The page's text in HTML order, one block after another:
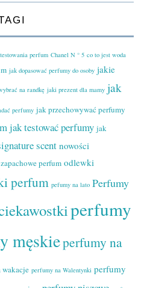
perfum Chanel N ° 5 co to jest woda
jak dopasować perfumy do osoby jakie
na randkę jaki prezent dla mamy jak
perfumy jak przechowywać perfumy
jak testować perfumy jak
scent nowości
perfum odlewki
perfum pefumy na lato Perfumy
perfumy
męskieperfumy na
wakacje perfumy na Walentynki perfumy